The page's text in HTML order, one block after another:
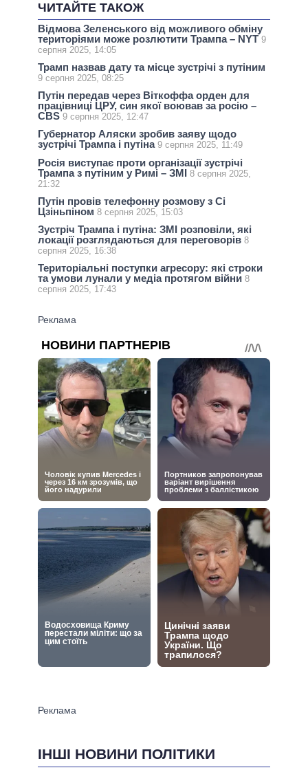
ЧИТАЙТЕ ТАКОЖ
Відмова Зеленського від можливого обміну
територіями може розлютити Трампа – NYT 9
серпня 2025, 14:05
Трамп назвав дату та місце зустрічі з путіним
9 серпня 2025, 08:25
Путін передав через Віткоффа орден для
працівниці ЦРУ, син якої воював за росію –
CBS 9 серпня 2025, 12:47
Губернатор Аляски зробив заяву щодо
зустрічі Трампа і путіна 9 серпня 2025, 11:49
Росія виступає проти організації зустрічі
Трампа з путіним у Римі – ЗМІ 8 серпня 2025,
21:32
Путін провів телефонну розмову з Сі
Цзіньпіном 8 серпня 2025, 15:03
Зустріч Трампа і путіна: ЗМІ розповіли, які
локації розглядаються для переговорів 8
серпня 2025, 16:38
Територіальні поступки агресору: які строки
та умови лунали у медіа протягом війни 8
серпня 2025, 17:43
ІНШІ НОВИНИ ПОЛІТИКИ